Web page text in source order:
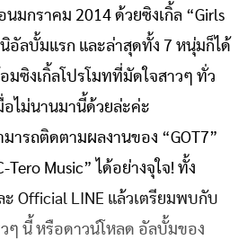
นมกราคม 2014 ด้วยซิงเกิ้ล “Girls
อัลบั้มแรก และล่าสุดทั้ง 7 หนุ่มก็ได้
ซิงเกิ้ลโปรโมทที่มัดใจสาวๆ ทั่ว
อไม่นานมานี้ด้วยล่ะค่ะ
ถติดตามผลงานของ “GOT7”
Music” ได้อย่างจุใจ! ทั้ง
ะ Official LINE แล้วเตรียมพบกับ
ๆ นี้ หรือดาวน์โหลด อัลบั้มของ